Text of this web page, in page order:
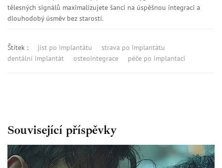
tělesných signálů maximalizujete šanci na úspěšnou integraci a
dlouhodobý úsměv bez starostí.
Štítek : jíst po implantátu
strava po implantátu
dentální implantát
osteointegrace péče po implantaci
Související příspěvky